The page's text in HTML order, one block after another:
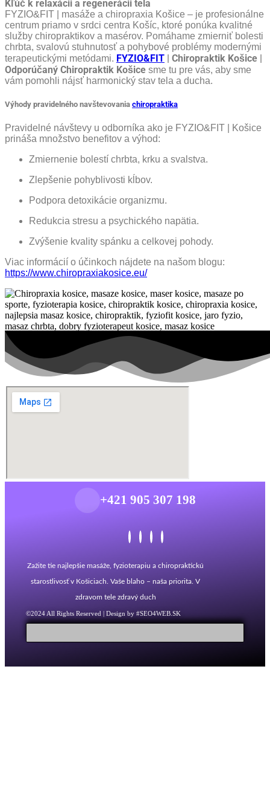
Kľúč k relaxácii a regenerácii tela
FYZIO&FIT | masáže a chiropraxia Košice – je profesionálne
centrum priamo v srdci centra Košíc, ktoré ponúka kvalitné
služby chiropraktikov a masérov. Pomáhame zmierniť bolesti
chrbta, svalovú stuhnutosť a pohybové problémy modernými
terapeutickými metódami. FYZIO&FIT | Chiropraktik Košice |
Odporúčaný Chiropraktik Košice sme tu pre vás, aby sme
vám pomohli nájsť harmonický stav tela a ducha.
Výhody pravidelného navštevovania chiropraktika
Pravidelné návštevy u odborníka ako je FYZIO&FIT | Košice
prináša množstvo benefitov a výhod:
Zmiernenie bolestí chrbta, krku a svalstva.
Zlepšenie pohyblivosti kĺbov.
Podpora detoxikácie organizmu.
Redukcia stresu a psychického napätia.
Zvýšenie kvality spánku a celkovej pohody.
Viac informácií o účinkoch nájdete na našom blogu:
https://www.chiropraxiakosice.eu/
+421 905 307 198
Zažite tie najlepšie masáže, fyzioterapiu a chiropraktickú
starostlivosť v Košiciach. Vaše blaho – naša priorita. V
zdravom tele zdravý duch
©2024 All Rights Reserved | Design by #SEO4WEB.SK